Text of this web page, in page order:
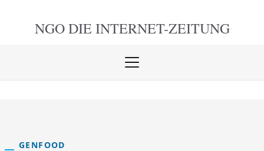
NGO DIE INTERNET-ZEITUNG
Menü
GENFOOD